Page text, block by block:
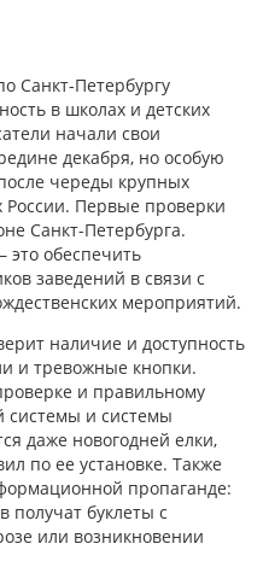
Санкт-Петербургу
в школах и детских
начали свои
декабря, но особую
череды крупных
России. Первые проверки
Санкт-Петербурга.
это обеспечить
заведений в связи с
мероприятий.
наличие и доступность
и тревожные кнопки.
и правильному
и системы
даже новогодней елки,
по ее установке. Также
пропаганде:
получат буклеты с
или возникновении